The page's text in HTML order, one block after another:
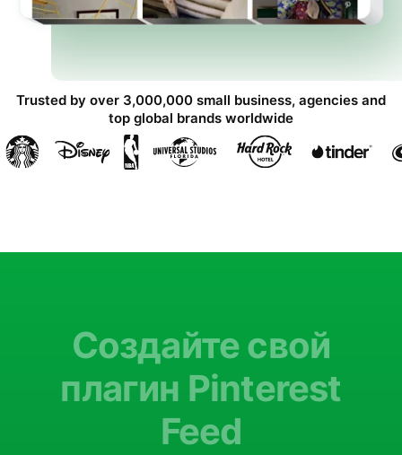
Trusted by over 3,000,000 small business, agencies and
top global brands worldwide
Создайте свой
плагин Pinterest
Feed